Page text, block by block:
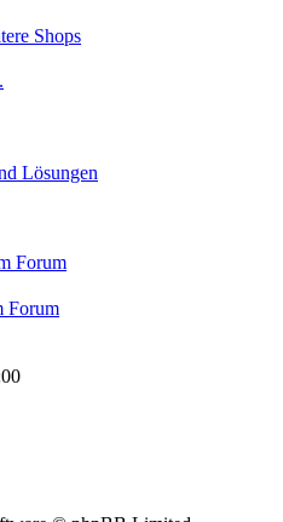
Shops
Lösungen
Forum